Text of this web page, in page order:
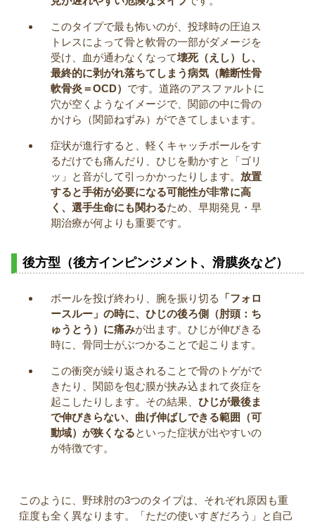
このタイプで最も怖いのが、投球時の圧迫ス
トレスによって骨と軟骨の一部がダメージを
受け、血が通わなくなって壊死（えし）し、
最終的に剥がれ落ちてしまう病気（離断性骨
軟骨炎＝OCD） です。道路のアスファルトに
穴が空くようなイメージで、関節の中に骨の
かけら（関節ねずみ）ができてしまいます。
症状が進行すると、軽くキャッチボールをす
るだけでも痛んだり、ひじを動かすと「ゴリ
ッ」と音がして引っかかったりします。 放置
すると手術が必要になる可能性が非常に高
く、選手生命にも関わるため、早期発見・早
期治療が何よりも重要です。
後方型（後方インピンジメント、滑膜炎など）
ボールを投げ終わり、腕を振り切る
「フォロ
ースルー」の時に、ひじの後ろ側（肘頭：ち
ゅうとう）に痛みが出ます。ひじが伸びきる
時に、骨同士がぶつかることで起こります。
この衝突が繰り返されることで骨のトゲがで
きたり、関節を包む膜が挟み込まれて炎症を
起こしたりします。その結果、 ひじが最後ま
で伸びきらない、曲げ伸ばしできる範囲（可
動域）が狭くなるといった症状が出やすいの
が特徴です。
このように、野球肘の3つのタイプは、それぞれ原因も重
症度も全く異なります。「ただの使いすぎだろう」と自己